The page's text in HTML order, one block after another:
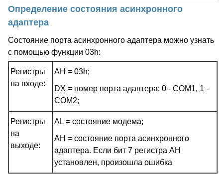
Определение состояния асинхронного
адаптера
Состояние порта асинхронного адаптера можно узнать
с помощью функции 03h:
Регистры
на входе:
AH = 03h;
DX = номер порта адаптера: 0 - COM1, 1 -
COM2;
Регистры
на
выходе:
AL = состояние модема;
AH = состояние порта асинхронного
адаптера. Если бит 7 регистра AH
установлен, произошла ошибка